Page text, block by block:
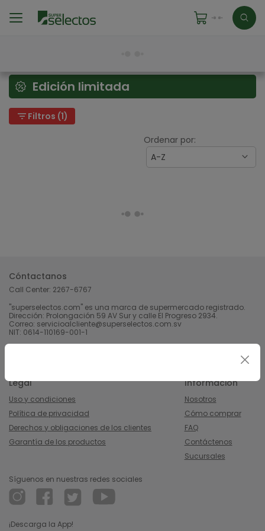
Edición limitada
filter_list Filtros (1)
Ordenar por:
A-Z
Cóntactanos
Call Center: 2267-6767
"superselectos.com" es una marca de supermercado registrado.
Dirección: Prolongación 59 AV Sur y calle El Progreso 2934.
Correo: servicioalcliente@superselectos.com.sv
NIT: 0614-110169-001-1
Legal
Uso y condiciones
Política de privacidad
Derechos y obligaciones de los clientes
Garantía de los productos
Información
Nosotros
Cómo comprar
FAQ
Contáctenos
Sucursales
Síguenos en nuestras redes sociales
¡Descarga la App!